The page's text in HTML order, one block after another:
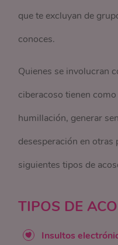
que te excluyan de
conoces.
Quienes se involucran
ciberacoso tienen
humillación, generar
desesperación en otras
siguientes tipos de
TIPOS DE
Insultos